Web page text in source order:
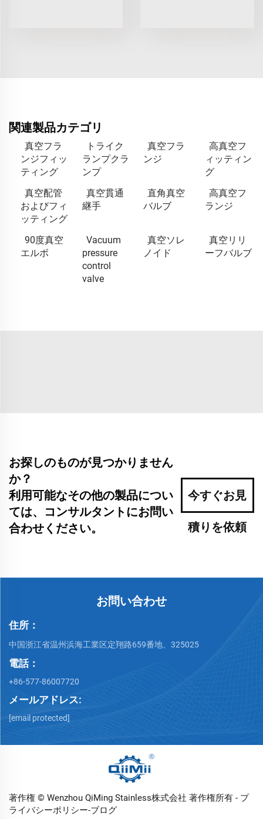
関連製品カテゴリ
真空フラ
ンジフィッ
ティング
トライク
ランプクラ
ンプ
真空フラ
ンジ
高真空フ
ィッティン
グ
真空配管
およびフィ
ッティング
真空貫通
継手
直角真空
バルブ
高真空フ
ランジ
90度真空
エルボ
Vacuum
pressure
control
valve
真空ソレ
ノイド
真空リリ
ーフバルブ
お探しのものが見つかりません
か？
利用可能なその他の製品につい
ては、コンサルタントにお問い
合わせください。
今すぐお見
積りを依頼
お問い合わせ
住所：
中国浙江省温州浜海工業区定翔路659番地、325025
電話：
+86-577-86007720
メールアドレス:
[email protected]
著作権 © Wenzhou QiMing Stainless株式会社 著作権所有 - プ
ライバシーポリシー-ブログ